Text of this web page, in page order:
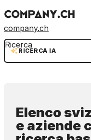
company.ch
RICERCA IA
Ricerca
Elenco
e aziende